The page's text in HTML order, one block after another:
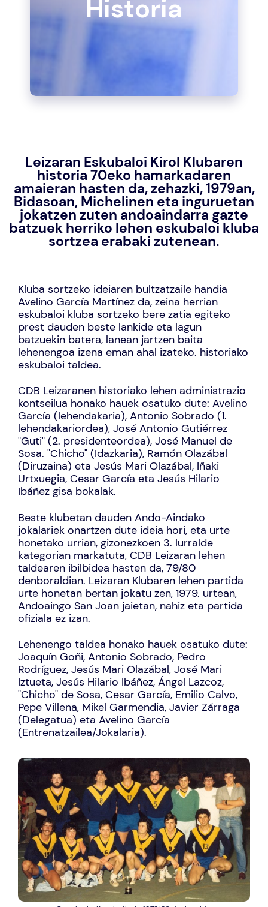
Historia
Leizaran Eskubaloi Kirol Klubaren
historia 70eko hamarkadaren
amaieran hasten da, zehazki, 1979an,
Bidasoan, Michelinen eta inguruetan
jokatzen zuten andoaindarra gazte
batzuek herriko lehen eskubaloi kluba
sortzea erabaki zutenean.
Kluba sortzeko ideiaren bultzatzaile handia
Avelino García Martínez da, zeina herrian
eskubaloi kluba sortzeko bere zatia egiteko
prest dauden beste lankide eta lagun
batzuekin batera, lanean jartzen baita
lehenengoa izena eman ahal izateko. historiako
eskubaloi taldea.
CDB Leizaranen historiako lehen administrazio
kontseilua honako hauek osatuko dute: Avelino
García (lehendakaria), Antonio Sobrado (1.
lehendakariordea), José Antonio Gutiérrez
"Guti" (2. presidenteordea), José Manuel de
Sosa. "Chicho" (Idazkaria), Ramón Olazábal
(Diruzaina) eta Jesús Mari Olazábal, Iñaki
Urtxuegia, Cesar García eta Jesús Hilario
Ibáñez gisa bokalak.
Beste klubetan dauden Ando-Aindako
jokalariek onartzen dute ideia hori, eta urte
honetako urrian, gizonezkoen 3. lurralde
kategorian markatuta, CDB Leizaran lehen
taldearen ibilbidea hasten da, 79/80
denboraldian. Leizaran Klubaren lehen partida
urte honetan bertan jokatu zen, 1979. urtean,
Andoaingo San Joan jaietan, nahiz eta partida
ofiziala ez izan.
Lehenengo taldea honako hauek osatuko dute:
Joaquín Goñi, Antonio Sobrado, Pedro
Rodríguez, Jesús Mari Olazábal, José Mari
Iztueta, Jesús Hilario Ibáñez, Ángel Lazcoz,
"Chicho" de Sosa, Cesar García, Emilio Calvo,
Pepe Villena, Mikel Garmendia, Javier Zárraga
(Delegatua) eta Avelino García
(Entrenatzailea/Jokalaria).